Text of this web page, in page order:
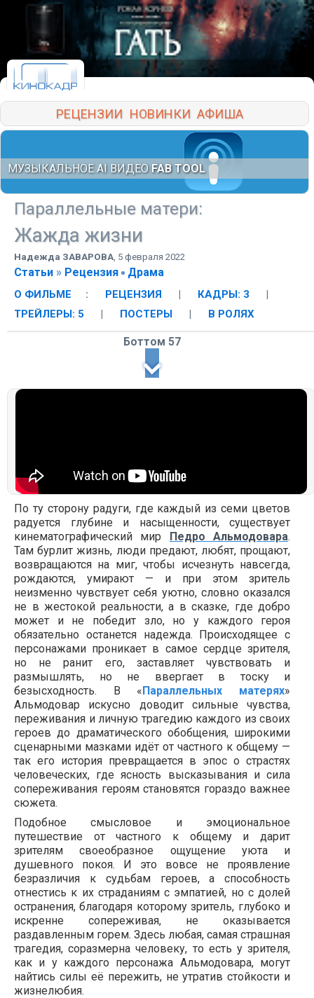
РЕЦЕНЗИИ НОВИНКИ АФИША
МУЗЫКАЛЬНОЕ AI ВИДЕО FAB TOOL
Параллельные матери:
Жажда жизни
Надежда ЗАВАРОВА, 5 февраля 2022
Статьи » Рецензия Драма
О ФИЛЬМЕ : РЕЦЕНЗИЯ | КАДРЫ: 3
|
ТРЕЙЛЕРЫ: 5
| ПОСТЕРЫ | В РОЛЯХ
Боттом 57
По ту сторону радуги, где каждый из семи цветов
радуется глубине и насыщенности, существует
кинематографический мир Педро Альмодовара.
Там бурлит жизнь, люди предают, любят, прощают,
возвращаются на миг, чтобы исчезнуть навсегда,
рождаются, умирают — и при этом зритель
неизменно чувствует себя уютно, словно оказался
не в жестокой реальности, а в сказке, где добро
может и не победит зло, но у каждого героя
обязательно останется надежда. Происходящее с
персонажами проникает в самое сердце зрителя,
но не ранит его, заставляет чувствовать и
размышлять, но не ввергает в тоску и
безысходность. В «Параллельных матерях»
Альмодовар искусно доводит сильные чувства,
переживания и личную трагедию каждого из своих
героев до драматического обобщения, широкими
сценарными мазками идёт от частного к общему —
так его история превращается в эпос о страстях
человеческих, где ясность высказывания и сила
сопереживания героям становятся гораздо важнее
сюжета.
Подобное смысловое и эмоциональное
путешествие от частного к общему и дарит
зрителям своеобразное ощущение уюта и
душевного покоя. И это вовсе не проявление
безразличия к судьбам героев, а способность
отнестись к их страданиям с эмпатией, но с долей
остранения, благодаря которому зритель, глубоко и
искренне сопереживая, не оказывается
раздавленным горем. Здесь любая, самая страшная
трагедия, соразмерна человеку, то есть у зрителя,
как и у каждого персонажа Альмодовара, могут
найтись силы её пережить, не утратив стойкости и
жизнелюбия.